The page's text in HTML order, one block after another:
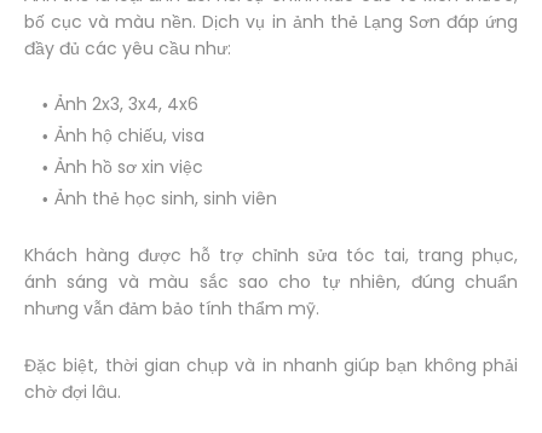
bố cục và màu nền. Dịch vụ in ảnh thẻ Lạng Sơn đáp ứng
đầy đủ các yêu cầu như:
Ảnh 2x3, 3x4, 4x6
Ảnh hộ chiếu, visa
Ảnh hồ sơ xin việc
Ảnh thẻ học sinh, sinh viên
Khách hàng được hỗ trợ chỉnh sửa tóc tai, trang phục,
ánh sáng và màu sắc sao cho tự nhiên, đúng chuẩn
nhưng vẫn đảm bảo tính thẩm mỹ.
Đặc biệt, thời gian chụp và in nhanh giúp bạn không phải
chờ đợi lâu.